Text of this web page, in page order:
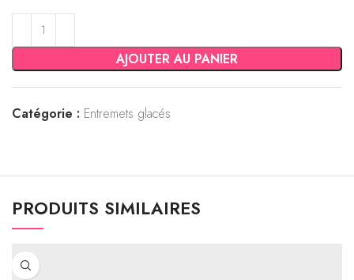
AJOUTER AU PANIER
Catégorie : Entremets glacés
PRODUITS SIMILAIRES